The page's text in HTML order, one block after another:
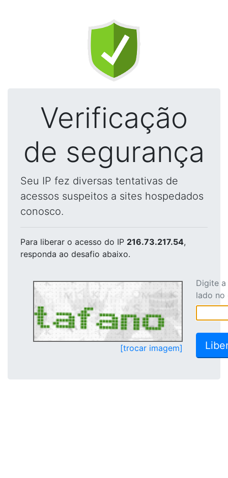
Verificação
de segurança
Seu IP fez diversas tentativas de
acessos suspeitos a sites hospedados
conosco.
Para liberar o acesso do IP 216.73.217.54,
responda ao desafio abaixo.
[trocar imagem]
Digite
lado no